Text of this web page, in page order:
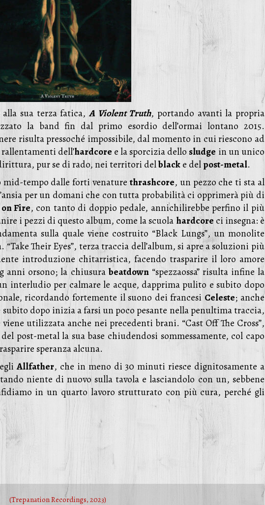
sua terza fatica, A Violent Truth, portando avanti la propria
la band fin dal primo esordio dell’ormai lontano 2015.
risulta pressoché impossibile, dal momento in cui riescono ad
dell’hardcore e la sporcizia dellosludge in un unico
pur se di rado, nei territori delblacke delpost-metal.
mid-tempo dalle forti venature thrashcore, un pezzo che ti sta al
per un domani che con tutta probabilità ci opprimerà più di
Fire, con tanto di doppio pedale, annichilirebbe perfino il più
i pezzi di questo album, come la scuola hardcore ci insegna: è
sulla quale viene costruito “Black Lungs”, un monolite
Their Eyes”, terza traccia dell’album, si apre a soluzioni più
introduzione chitarristica, facendo trasparire il loro amore
anni orsono; la chiusurabeatdown“spezzaossa” risulta infine la
interludio per calmare le acque, dapprima pulito e subito dopo
ricordando fortemente il suono dei francesi Celeste; anche
subito dopo inizia a farsi un poco pesante nella penultima traccia,
utilizzata anche nei precedenti brani. “Cast Off The Cross”,
post-metal la sua base chiudendosi sommessamente, col capo
speranza alcuna.
Allfather, che in meno di 30 minuti riesce dignitosamente a
niente di nuovo sulla tavola e lasciandolo con un, sebbene
in un quarto lavoro strutturato con più cura, perché gli
(Trepanation Recordings, 2023)